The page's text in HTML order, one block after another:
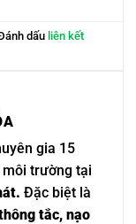
dấu liên kết
gia 15
trường tại
Đặc biệt là
tắc, nạo